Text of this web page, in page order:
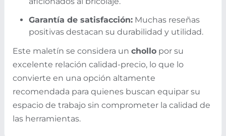
Garantía de satisfacción: Muchas reseñas
positivas destacan su durabilidad y utilidad.
Este maletín se considera un chollo por su
excelente relación calidad-precio, lo que lo
convierte en una opción altamente
recomendada para quienes buscan equipar su
espacio de trabajo sin comprometer la calidad de
las herramientas.